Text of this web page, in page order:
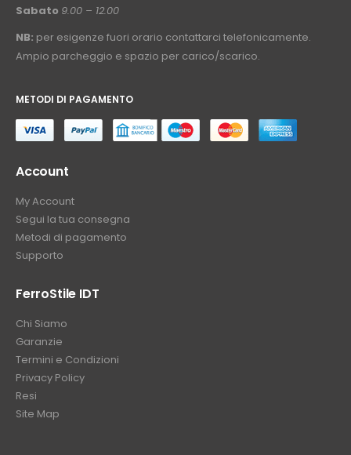
Sabato 9.00 – 12.00
NB: per esigenze fuori orario contattarci telefonicamente.
Ampio parcheggio e spazio per carico/scarico.
METODI DI PAGAMENTO
Account
My Account
Segui la tua consegna
Metodi di pagamento
Supporto
FerroStile IDT
Chi Siamo
Garanzie
Termini e Condizioni
Privacy Policy
Resi
Site Map